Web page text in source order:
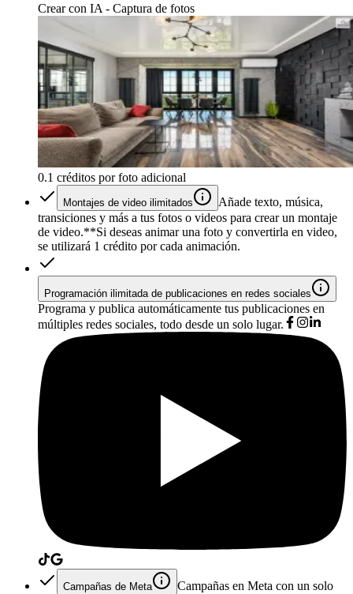
Crear con IA - Captura de fotos
0.1 créditos por foto adicional
Montajes de video ilimitados
Añade texto, música,
transiciones y más a tus fotos o videos para crear un montaje
de video.**Si deseas animar una foto y convertirla en video,
se utilizará 1 crédito por cada animación.
Programación ilimitada de publicaciones en redes sociales
Programa y publica automáticamente tus publicaciones en
múltiples redes sociales, todo desde un solo lugar.
Campañas de Meta
Campañas en Meta con un solo